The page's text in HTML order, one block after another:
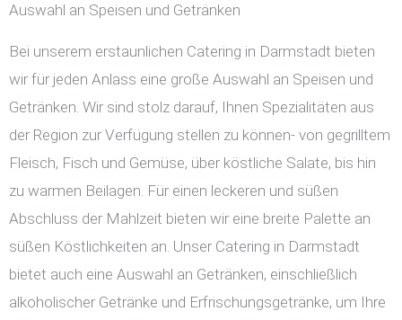
Auswahl an Speisen und Getränken
Bei unserem erstaunlichen Catering in Darmstadt bieten
wir für jeden Anlass eine große Auswahl an Speisen und
Getränken. Wir sind stolz darauf, Ihnen Spezialitäten aus
der Region zur Verfügung stellen zu können- von gegrilltem
Fleisch, Fisch und Gemüse, über köstliche Salate, bis hin
zu warmen Beilagen. Für einen leckeren und süßen
Abschluss der Mahlzeit bieten wir eine breite Palette an
süßen Köstlichkeiten an. Unser Catering in Darmstadt
bietet auch eine Auswahl an Getränken, einschließlich
alkoholischer Getränke und Erfrischungsgetränke, um Ihre